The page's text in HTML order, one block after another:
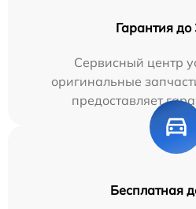
Гарантия до
Сервисный центр
оригинальные
предоставляет
Бесплатная